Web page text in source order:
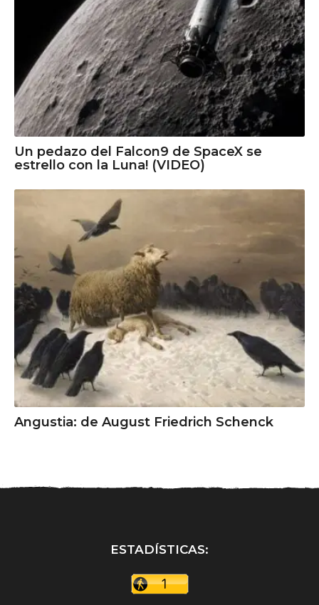
Un pedazo del Falcon9 de SpaceX se
estrello con la Luna! (VIDEO)
Angustia: de August Friedrich Schenck
ESTADÍSTICAS: